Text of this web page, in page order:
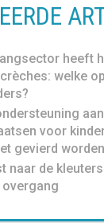
heeft
welke
aan
voor
gevierd
naar de